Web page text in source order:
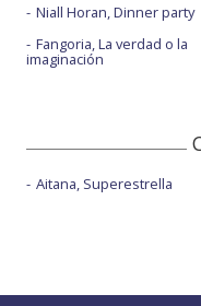
Niall Horan, Dinner party
Fangoria, La verdad o la
imaginación
Aitana, Superestrella